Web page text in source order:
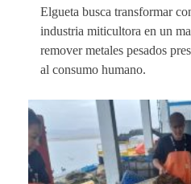
Elgueta busca transformar
industria miticultora en un
remover metales pesados
al consumo humano.